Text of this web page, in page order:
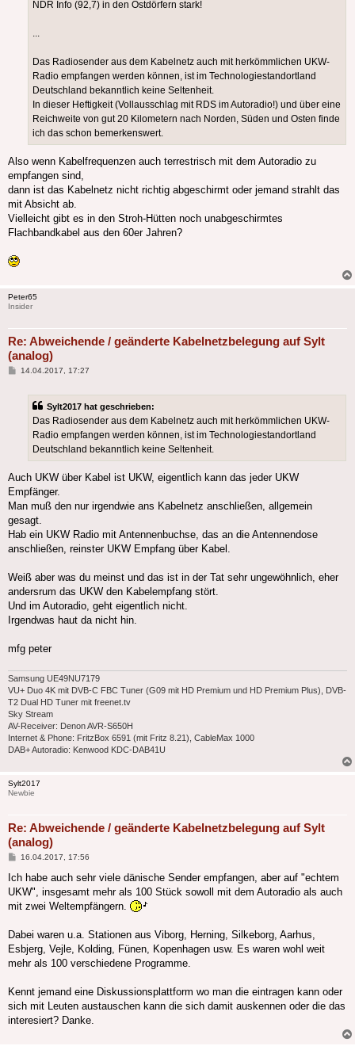
NDR Info (92,7) in den Ostdörfern stark!
Das Radiosender aus dem Kabelnetz auch mit herkömmlichen UKW-
Radio empfangen werden können, ist im Technologiestandortland
Deutschland bekanntlich keine Seltenheit.
In dieser Heftigkeit (Vollausschlag mit RDS im Autoradio!) und über eine
Reichweite von gut 20 Kilometern nach Norden, Süden und Osten finde
ich das schon bemerkenswert.
Also wenn Kabelfrequenzen auch terrestrisch mit dem Autoradio zu
empfangen sind,
dann ist das Kabelnetz nicht richtig abgeschirmt oder jemand strahlt das
mit Absicht ab.
Vielleicht gibt es in den Stroh-Hütten noch unabgeschirmtes
Flachbandkabel aus den 60er Jahren?
Peter65
Insider
Re: Abweichende / geänderte Kabelnetzbelegung auf Sylt
(analog)
Beitrag
14.04.2017, 17:27
Sylt2017 hat geschrieben:
Das Radiosender aus dem Kabelnetz auch mit herkömmlichen UKW-
Radio empfangen werden können, ist im Technologiestandortland
Deutschland bekanntlich keine Seltenheit.
Auch UKW über Kabel ist UKW, eigentlich kann das jeder UKW
Empfänger.
Man muß den nur irgendwie ans Kabelnetz anschließen, allgemein
gesagt.
Hab ein UKW Radio mit Antennenbuchse, das an die Antennendose
anschließen, reinster UKW Empfang über Kabel.
Weiß aber was du meinst und das ist in der Tat sehr ungewöhnlich, eher
andersrum das UKW den Kabelempfang stört.
Und im Autoradio, geht eigentlich nicht.
Irgendwas haut da nicht hin.
mfg peter
Samsung UE49NU7179
VU+ Duo 4K mit DVB-C FBC Tuner (G09 mit HD Premium und HD Premium Plus), DVB-
T2 Dual HD Tuner mit freenet.tv
Sky Stream
AV-Receiver: Denon AVR-S650H
Internet & Phone: FritzBox 6591 (mit Fritz 8.21), CableMax 1000
DAB+ Autoradio: Kenwood KDC-DAB41U
Sylt2017
Newbie
Re: Abweichende / geänderte Kabelnetzbelegung auf Sylt
(analog)
Beitrag
16.04.2017, 17:56
Ich habe auch sehr viele dänische Sender empfangen, aber auf "echtem
UKW", insgesamt mehr als 100 Stück sowoll mit dem Autoradio als auch
mit zwei Weltempfängern.
Dabei waren u.a. Stationen aus Viborg, Herning, Silkeborg, Aarhus,
Esbjerg, Vejle, Kolding, Fünen, Kopenhagen usw. Es waren wohl weit
mehr als 100 verschiedene Programme.
Kennt jemand eine Diskussionsplattform wo man die eintragen kann oder
sich mit Leuten austauschen kann die sich damit auskennen oder die das
interesiert? Danke.